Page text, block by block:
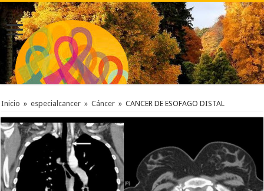
Inicio » especialcancer » Cáncer » CANCER DE ESOFAGO DISTAL